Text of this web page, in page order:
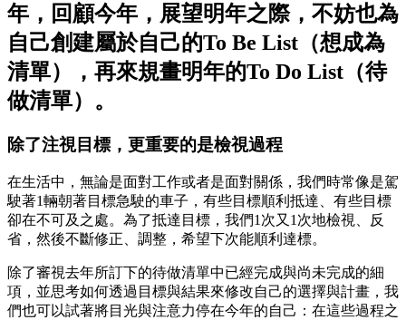
年，回顧今年，展望明年之際，不妨也為
自己創建屬於自己的To Be List（想成為
清單），再來規畫明年的To Do List（待
做清單）。
除了注視目標，更重要的是檢視過程
在生活中，無論是面對工作或者是面對關係，我們時常像是駕
駛著1輛朝著目標急駛的車子，有些目標順利抵達、有些目標
卻在不可及之處。為了抵達目標，我們1次又1次地檢視、反
省，然後不斷修正、調整，希望下次能順利達標。
除了審視去年所訂下的待做清單中已經完成與尚未完成的細
項，並思考如何透過目標與結果來修改自己的選擇與計畫，我
們也可以試著將目光與注意力停在今年的自己：在這些過程之